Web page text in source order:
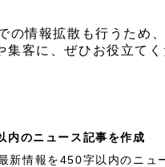
の情報拡散も行うため
集客に、ぜひお役立てく
内のニュース記事を作成
新情報を450字以内のニュ